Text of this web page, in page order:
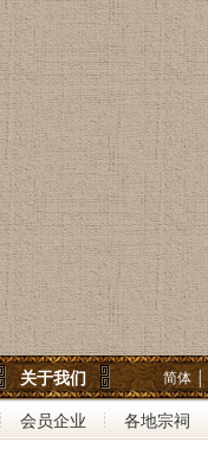
关于我们 简体 │
会员企业 各地宗祠